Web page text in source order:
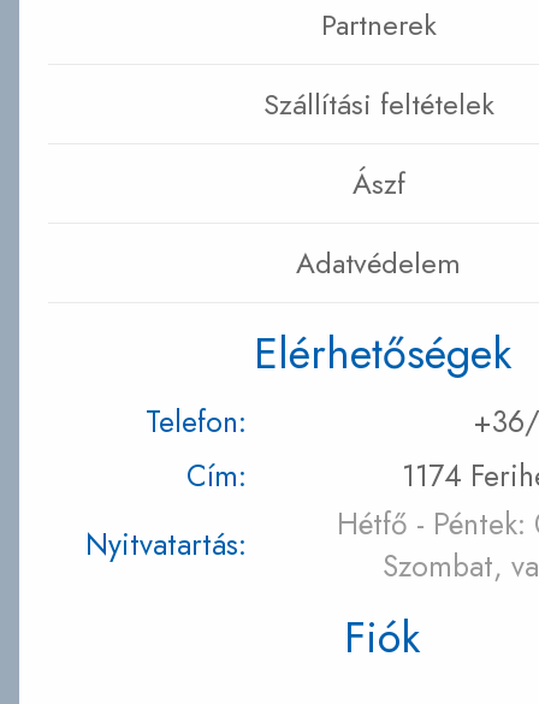
Partnerek
Szállítási feltételek
Ászf
Adatvédelem
Elérhetőségek
Telefon:
Cím:
1174
Nyitvatartás:
Hétfő -
Szombat,
Fiók